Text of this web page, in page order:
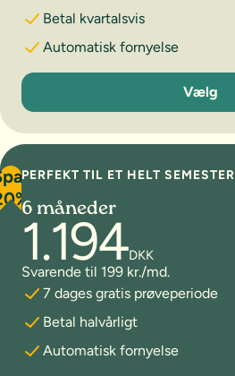
Betal kvartalsvis
Automatisk fornyelse
3 måneder
Vælg
PERFEKT TIL ET HELT SEMESTER
6 måneder
1.194DKK
Svarende til 199 kr./md.
7 dages gratis prøveperiode
Betal halvårligt
Automatisk fornyelse